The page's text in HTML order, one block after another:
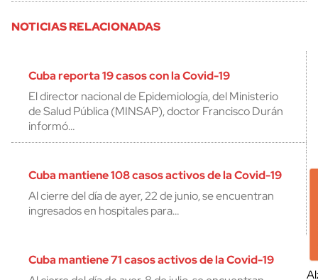
NOTICIAS RELACIONADAS
Cuba reporta 19 casos con la Covid-19
El director nacional de Epidemiología, del Ministerio
de Salud Pública (MINSAP), doctor Francisco Durán
informó…
Cuba mantiene 108 casos activos de la Covid-19
Al cierre del día de ayer, 22 de junio, se encuentran
ingresados en hospitales para…
Cuba mantiene 71 casos activos de la Covid-19